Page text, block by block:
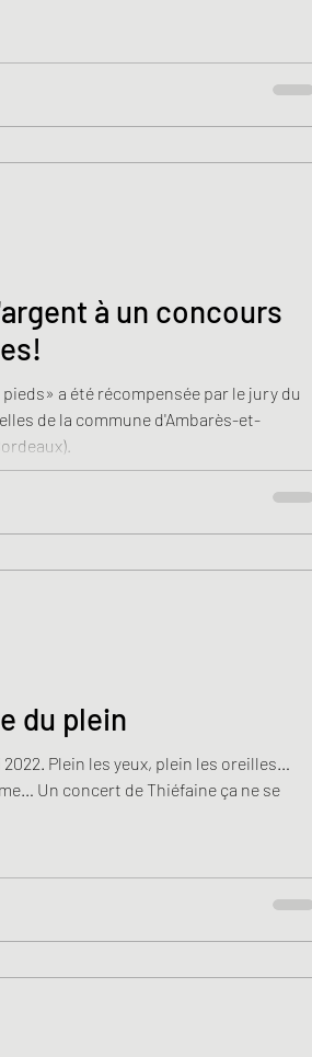
à un concours
a été récompensée par le jury du
de la commune d'Ambarès-et-
du plein
Plein les yeux, plein les oreilles…
Un concert de Thiéfaine ça ne se